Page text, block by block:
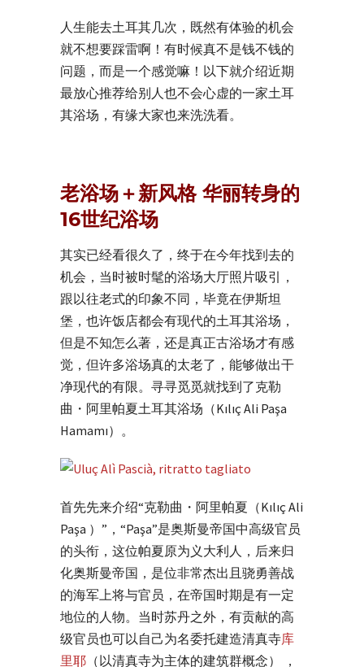
人生能去土耳其几次，既然有体验的机会
就不想要踩雷啊！有时候真不是钱不钱的
问题，而是一个感觉嘛！以下就介绍近期
最放心推荐给别人也不会心虚的一家土耳
其浴场，有缘大家也来洗洗看。
老浴场＋新风格 华丽转身的
16世纪浴场
其实已经看很久了，终于在今年找到去的
机会，当时被时髦的浴场大厅照片吸引，
跟以往老式的印象不同，毕竟在伊斯坦
堡，也许饭店都会有现代的土耳其浴场，
但是不知怎么著，还是真正古浴场才有感
觉，但许多浴场真的太老了，能够做出干
净现代的有限。寻寻觅觅就找到了克勒
曲・阿里帕夏土耳其浴场（Kılıç Ali Paşa
Hamamı）。
首先先来介绍“克勒曲・阿里帕夏（Kılıç Ali
Paşa ）”，“Paşa”是奥斯曼帝国中高级官员
的头衔，这位帕夏原为义大利人，后来归
化奥斯曼帝国，是位非常杰出且骁勇善战
的海军上将与官员，在帝国时期是有一定
地位的人物。当时苏丹之外，有贡献的高
级官员也可以自己为名委托建造清真寺库
里耶 （以清真寺为主体的建筑群概念） ，